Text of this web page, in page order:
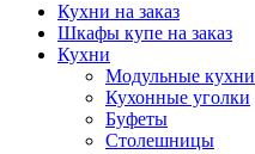
Кухни на заказ
Шкафы купе на заказ
Кухни
Модульные кухни
Кухонные уголки
Буфеты
Столешницы